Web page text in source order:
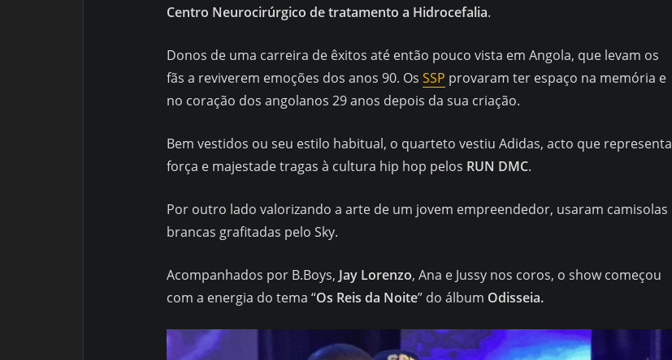
Centro Neurocirúrgico de tratamento a Hidrocefalia.
Donos de uma carreira de êxitos até então pouco vista em Angola, que levam os
fãs a reviverem emoções dos anos 90. Os SSP provaram ter espaço na memória e
no coração dos angolanos 29 anos depois da sua criação.
Bem vestidos ou seu estilo habitual, o quarteto vestiu Adidas, acto que representa
força e majestade tragas à cultura hip hop pelos RUN DMC.
Por outro lado valorizando a arte de um jovem empreendedor, usaram camisolas
brancas grafitadas pelo Sky.
Acompanhados por B.Boys, Jay Lorenzo, Ana e Jussy nos coros, o show começou
com a energia do tema “Os Reis da Noite” do álbum Odisseia.